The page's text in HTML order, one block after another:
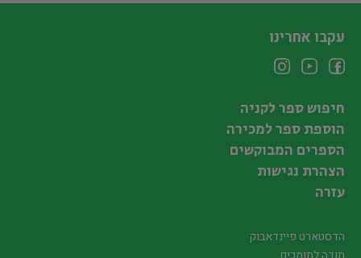
עקבו אחרינו
חיפוש ספר לקניה
הוספת ספר למכירה
הספרים המבוקשים
הצהרת נגישות
עזרה
הדסטארט פיינדאבוק